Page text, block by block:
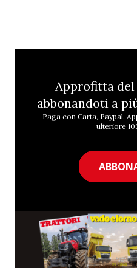
Approfitta del
abbonandoti a
Paga con Carta, Paypal,
ulteriore